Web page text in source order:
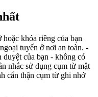
khóa riêng của bạn
tuyến ở nơi an toàn. -
của bạn - không có
nhắc sử dụng cụm từ mật
cẩn thận cụm từ ghi nhớ